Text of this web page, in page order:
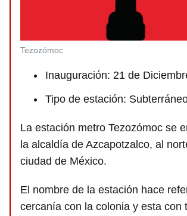
Tezozómoc
Inauguración: 21 de
Tipo de estación:
La estación metro Tezozómoc se
la alcaldía de Azcapotzalco, al
ciudad de México.
El nombre de la estación hace
cercanía con la colonia y esta con